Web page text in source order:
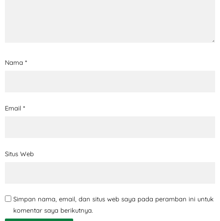
Nama *
Email *
Situs Web
Simpan nama, email, dan situs web saya pada peramban ini untuk
komentar saya berikutnya.